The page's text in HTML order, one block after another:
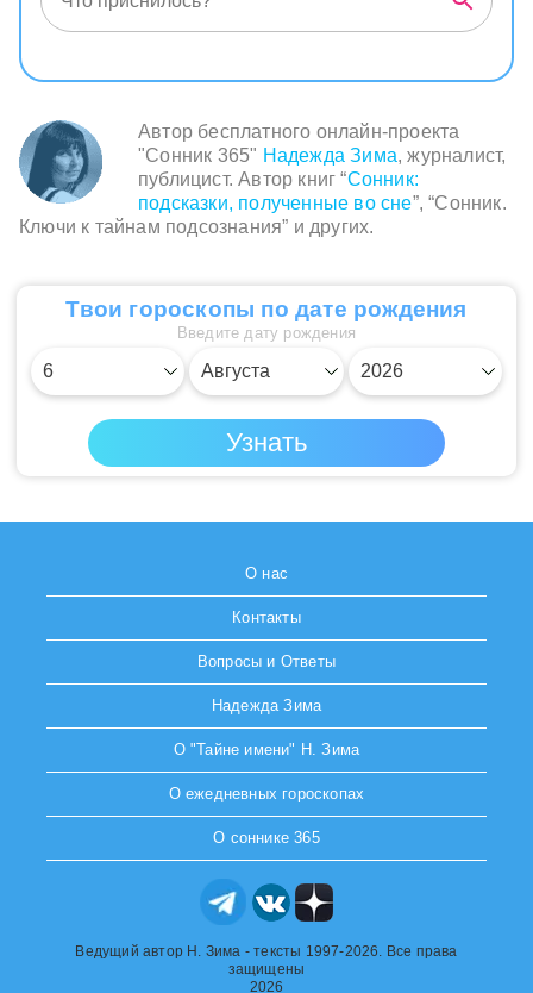
Автор бесплатного онлайн-проекта
"Сонник 365" Надежда Зима, журналист,
публицист. Автор книг “Сонник:
подсказки, полученные во сне”, “Сонник.
Ключи к тайнам подсознания” и других.
Твои гороскопы по дате рождения
Введите дату рождения
О нас
Контакты
Вопросы и Ответы
Надежда Зима
О "Тайне имени" Н. Зима
О ежедневных гороскопах
О соннике 365
Ведущий автор Н. Зима - тексты 1997-2026. Все права
защищены
2026